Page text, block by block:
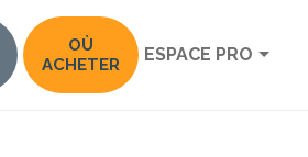
OÙ
ACHETER
ESPACE PRO